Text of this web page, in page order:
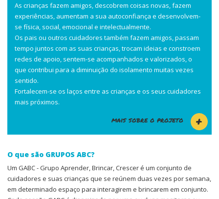
As crianças fazem amigos, descobrem coisas novas, fazem
experiências, aumentam a sua autoconfiança e desenvolvem-
se física, social, emocional e intelectualmente.
Os pais ou outros cuidadores também fazem amigos, passam
tempo juntos com as suas crianças, trocam ideias e constroem
redes de apoio, sentem-se acompanhados e valorizados, o
que contribui para a diminuição do isolamento muitas vezes
sentido.
Fortalecem-se os laços entre as crianças e os seus cuidadores
mais próximos.
mais sobre o projeto
O que são GRUPOS ABC?
Um GABC - Grupo Aprender, Brincar, Crescer é um conjunto de
cuidadores e suas crianças que se reúnem duas vezes por semana,
em determinado espaço para interagirem e brincarem em conjunto.